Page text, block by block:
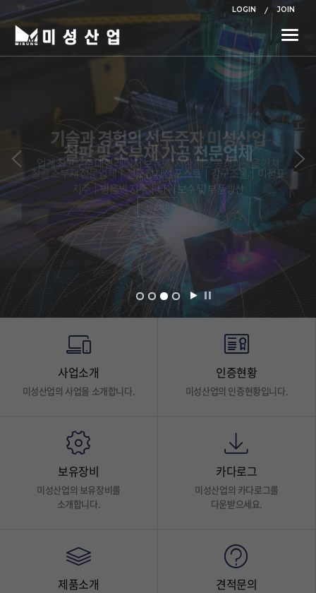
LOGIN JOIN
Toggle
철판 및 소부재 가공 전문업체
철골 소부재 전문업체│철도전차선 포스트│강구조물│이정표
지주│방음벽 지주│타워 보수 및 부품생산
바로가기
사업소개
미성산업의 사업을 소개합니다.
인증현황
미성산업의 인증현황입니다.
보유장비
미성산업의 보유장비를
소개합니다.
카다로그
미성산업의 카다로그를
다운받으세요.
제품소개 견적문의